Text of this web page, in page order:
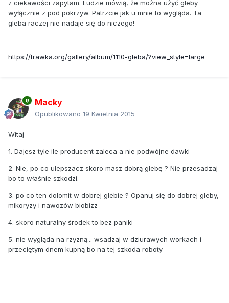
z ciekawości zapytam. Ludzie mówią, że można użyć gleby
wyłącznie z pod pokrzyw. Patrzcie jak u mnie to wygląda. Ta
gleba raczej nie nadaje się do niczego!
https://trawka.org/gallery/album/1110-gleba/?view_style=large
Macky
Opublikowano 19 Kwietnia 2015
Witaj
1. Dajesz tyle ile producent zaleca a nie podwójne dawki
2. Nie, po co ulepszacz skoro masz dobrą glebę ? Nie przesadzaj
bo to właśnie szkodzi.
3. po co ten dolomit w dobrej glebie ? Opanuj się do dobrej gleby,
mikoryzy i nawozów biobizz
4. skoro naturalny środek to bez paniki
5. nie wygląda na rzyzną... wsadzaj w dziurawych workach i
przeciętym dnem kupną bo na tej szkoda roboty